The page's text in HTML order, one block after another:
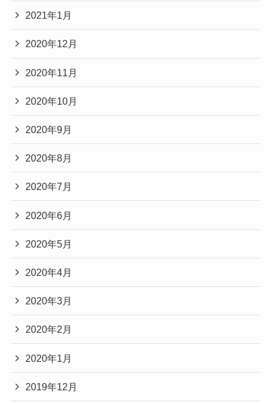
2021年1月
2020年12月
2020年11月
2020年10月
2020年9月
2020年8月
2020年7月
2020年6月
2020年5月
2020年4月
2020年3月
2020年2月
2020年1月
2019年12月